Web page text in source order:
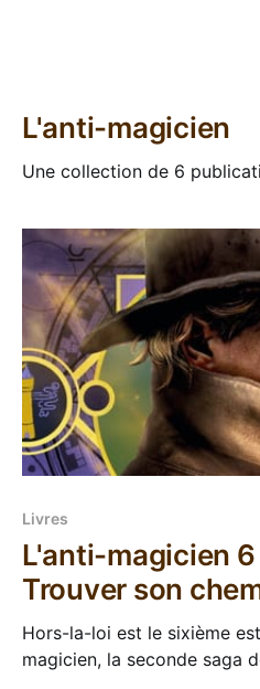
L'anti-magicien
Une collection de 6
Livres
L'anti-magicien
Trouver son
Hors-la-loi est le sixième
magicien, la seconde saga